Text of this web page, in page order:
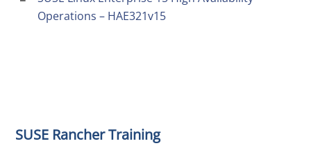
Operations – HAE321v15
SUSE Rancher Training